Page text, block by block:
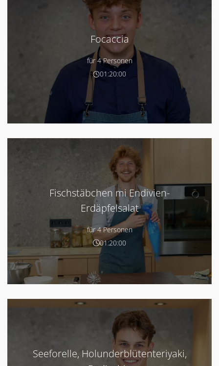
Focaccia
für 4 Personen
01:20:00
Fischstäbchen mi Endivien-
Erdäpfelsalat
für 4 Personen
01:20:00
Seeforelle, Holunderblütenteriyaki,